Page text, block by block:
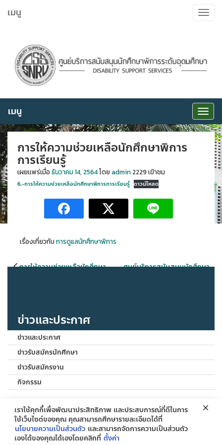
ไป
Toggle
เมนู
Toggle
เมนู
การให้ความช่วยเหลือนักศึกษาพิการ
การเรียนรู้
เผยเเพร่เมื่อ ธันวาคม 14, 2564โดยadmin 2229 เข้าชม
6.-การให้ความช่วยเหลือนักศึกษาพิการการเรียนรู้ ดาวน์โหลด
เรื่องเกี่ยวกับการดูแลนักศึกษาพิการ
แนะแนว
การให้ความช่วยเหลือนักศึกษา
ศูนย์บริการสนับสนุนนักศึกษา
ข่าวและประกาศ
ข่าวเเละประกาศ
ข่าวรับสมัครนักศึกษา
ข่าวรับสมัครงาน
กิจกรรม
ติดต่อ
ศูนย์บริการสนับสนุนนักศึกษาพิการระดับอุดมศึกษา มหาวิทยาลัยราชภัฏสกลนคร เลขที่
680 ถนนนิตโย ตำบลธาตุเชิงชุม อำเภอเมือง จังหวัดสกลนคร 47000 โทรสาร 0-
เราใช้คุกกี้เพื่อพัฒนาประสิทธิภาพ และประสบการณ์ที่ดีในการ
ใช้เว็บไซต์ของคุณ คุณสามารถศึกษารายละเอียดได้ที่
นโยบายความเป็นส่วนตัว และสามารถจัดการความเป็นส่วนตัว
เองได้ของคุณได้เองโดยคลิกที่ ตั้งค่า